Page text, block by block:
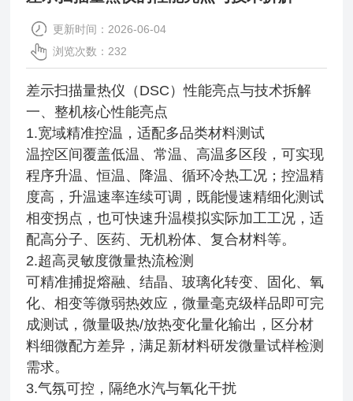
更新时间：2026-06-04
浏览次数：232
差示扫描量热仪（DSC）性能亮点与技术拆解
一、整机核心性能亮点
1.宽域精准控温，适配多品类材料测试
温控区间覆盖低温、常温、高温多区段，可实现
程序升温、恒温、降温、循环冷热工况；控温精
度高，升温速率连续可调，既能慢速精细化测试
相变拐点，也可快速升温模拟实际加工工况，适
配高分子、医药、无机粉体、复合材料等。
2.超高灵敏度微量热流检测
可精准捕捉熔融、结晶、玻璃化转变、固化、氧
化、相变等微弱热效应，微量毫克级样品即可完
成测试，微量吸热/放热变化量化输出，区分材
料细微配方差异，满足新材料研发微量试样检测
需求。
3.气氛可控，隔绝水汽与氧化干扰